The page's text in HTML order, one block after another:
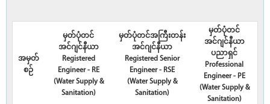
အမှတ်
စဉ်
မှတ်ပုံတင်
အင်ဂျင်နီယာ
Registered
Engineer - RE
(Water Supply &
Sanitation)
မှတ်ပုံတင်အကြီးတန်း
အင်ဂျင်နီယာ
Registered Senior
Engineer - RSE
(Water Supply &
Sanitation)
မှတ်ပုံတင်
အင်ဂျင်နီယာ
ပညာရှင်
Professional
Engineer - PE
(Water Supply &
Sanitation)